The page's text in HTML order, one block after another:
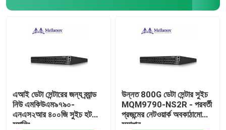
এআই ডেটা সেন্টারের জন্য ব্র্যান্ড
নিউ এমকিউএম৯৭৯০-
এনএস২আর ৪০০জি সুইচ হট
স্যালিং
উন্নত 800G ডেটা সেন্টার সুইচ
MQM9790-NS2R - পরবর্তী
প্রজন্মের নেটওয়ার্ক অবকাঠামো
সমাধান